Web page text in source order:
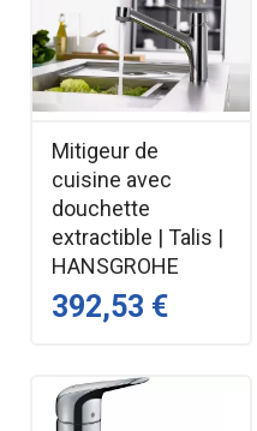
Mitigeur de
cuisine avec
douchette
extractible | Talis |
HANSGROHE
392,53 €